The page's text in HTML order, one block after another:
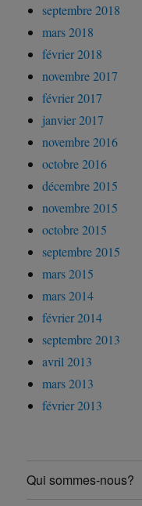
septembre 2018
mars 2018
février 2018
novembre 2017
février 2017
janvier 2017
novembre 2016
octobre 2016
décembre 2015
novembre 2015
octobre 2015
septembre 2015
mars 2015
mars 2014
février 2014
septembre 2013
avril 2013
mars 2013
février 2013
Qui sommes-nous?